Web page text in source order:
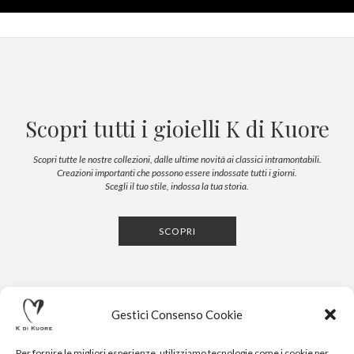
Gestici Consenso Cookie
Scopri tutti i gioielli K di Kuore
Scopri tutte le nostre collezioni, dalle ultime novità ai classici intramontabili.
Creazioni importanti che possono essere indossate tutti i giorni.
Scegli il tuo stile, indossa la tua storia.
SCOPRI